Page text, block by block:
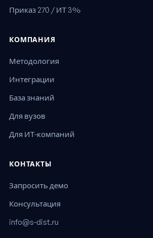
Приказ 270 / ИТ 3%
КОМПАНИЯ
Методология
Интеграции
База знаний
Для вузов
Для ИТ-компаний
КОНТАКТЫ
Запросить демо
Консультация
info@s-dist.ru